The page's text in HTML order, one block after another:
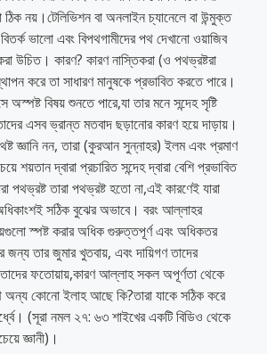
নয়।টেলিভিশন বা অনলাইন চ্যানেলে বা উন্মুক্ত
বিতর্ক ভালো এবং বিপথগামীদের পথ দেখানো ওয়াজিব
উচিত। কারণ? কারণ নাস্তিকরা (ও পথভ্রষ্টরা
করে তা সাধারণ মানুষকে প্রভাবিত করতে পারে।
বিষয় শুনতে পারে,যা তার মনে সন্দেহ সৃষ্টি
এসব ভ্রান্ত মতবাদ ছড়ানোর কারণ হয়ে দাড়ায়।
জ্ঞানি নন, তারা (কুরআন সুন্নাহর) ইলম এবং প্রমাণ
শয়তান দ্বারা প্রচারিত সন্দেহ দ্বারা বেশি প্রভাবিত
পথভ্রষ্ট তারা পথভ্রষ্ট হতো না,এই কারণেই যারা
সঠিক বুঝের অভাবে। বরং আল্লাহর
স্পষ্ট করার অধিক গুরুত্তপূর্ণ এবং অধিকতর
তার জুমার খুতবায়, এবং দায়িগণ তাদের
ফতোয়ায়,কারণ আল্লাহ সকল অপূর্ণতা থেকে
কোনো ইলাহ আছে কি?তারা যাকে সঠিক করে
(সূরা নমল ২৭: ৬৩ শাইখের একটি বিডিও থেকে
জ্ঞানী)।